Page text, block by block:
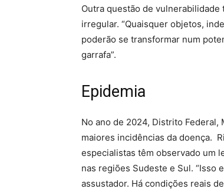
Outra questão de
irregular. “Quaisquer objetos,
poderão se transformar num
garrafa”.
Epidemia
No ano de 2024, Distrito Federal,
maiores incidências da doença.
especialistas têm observado um
nas regiões Sudeste e Sul. “Isso
assustador. Há condições reais